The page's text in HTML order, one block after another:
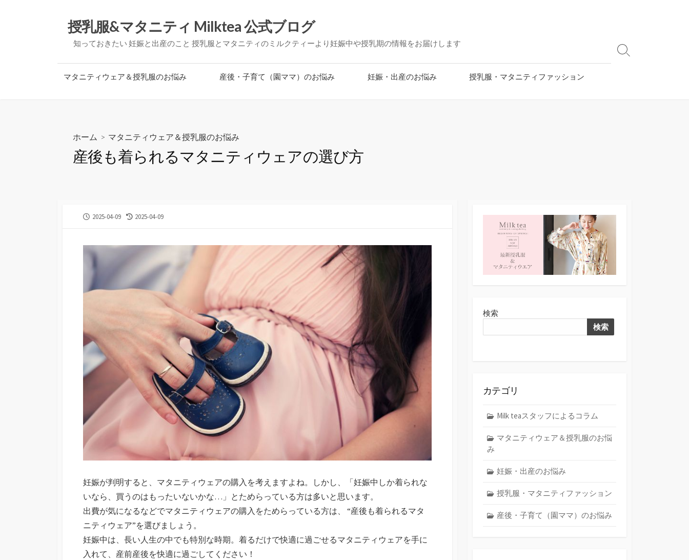
キ
授乳服&マタニティ Milktea 公式ブログ
知っておきたい 妊娠と出産のこと 授乳服とマタニティのミルクティーより妊娠中や授乳期の情報をお届けします
マタニティウェア＆授乳服のお悩み 産後・子育て（園ママ）のお悩み 妊娠・出産のお悩み 授乳服・マタニティファッション
検
ホーム > マタニティウェア＆授乳服のお悩み
産後も着られるマタニティウェアの選び方
公
2025-04-09
最
新
2025-04-09
妊娠が判明すると、マタニティウェアの購入を考えますよね。しかし、「妊娠中しか着られな
いなら、買うのはもったいないかな…」とためらっている方は多いと思います。
出費が気になるなどでマタニティウェアの購入をためらっている方は、 “産後も着られるマタ
ニティウェア”を選びましょう。
妊娠中は、長い人生の中でも特別な時期。着るだけで快適に過ごせるマタニティウェアを手に
入れて、産前産後を快適に過ごしてください！
検索
検索
カテゴリ
Milk teaスタッフによるコラム
マタニティウェア＆授乳服のお悩
み
妊娠・出産のお悩み
授乳服・マタニティファッション
産後・子育て（園ママ）のお悩み